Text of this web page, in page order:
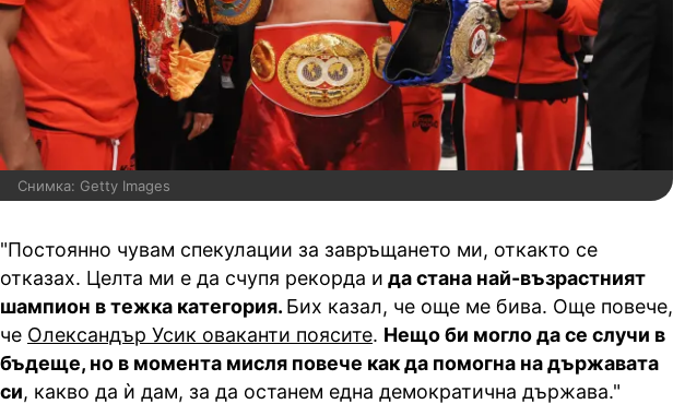
Снимка: Getty Images
"Постоянно чувам спекулации за завръщането ми, откакто се
отказах. Целта ми е да счупя рекорда и да стана най-възрастният
шампион в тежка категория. Бих казал, че още ме бива. Още повече,
че Олександър Усик оваканти поясите. Нещо би могло да се случи в
бъдеще, но в момента мисля повече как да помогна на държавата
си, какво да ѝ дам, за да останем една демократична държава."